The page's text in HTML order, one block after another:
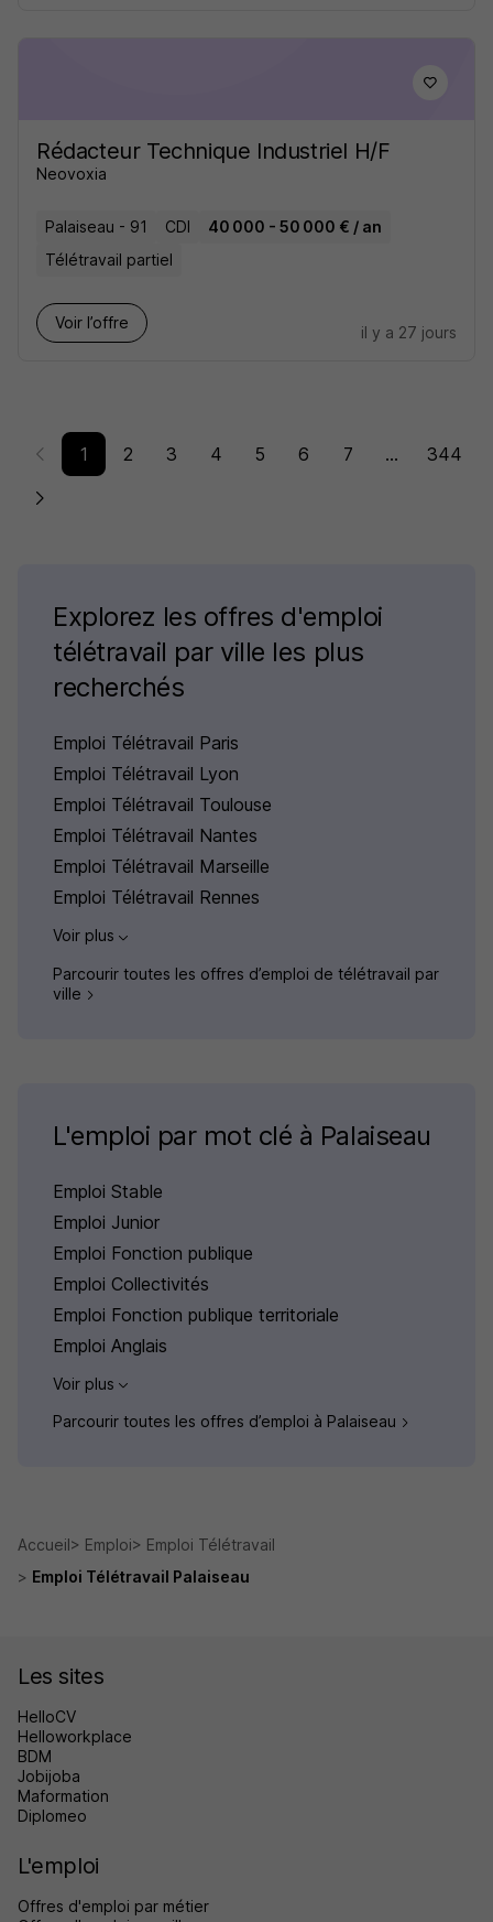
Rédacteur Technique Industriel H/F
Neovoxia
Palaiseau - 91 CDI
40 000 - 50 000 € / an
Télétravail partiel
Voir l’offre
il y a 27 jours
1 2 3 4 5 6 7 ... 344
Explorez les offres d'emploi
télétravail par ville les plus
recherchés
Emploi Télétravail Paris
Emploi Télétravail Lyon
Emploi Télétravail Toulouse
Emploi Télétravail Nantes
Emploi Télétravail Marseille
Emploi Télétravail Rennes
Voir plus
Parcourir toutes les offres d’emploi de télétravail par
ville
L'emploi par mot clé à Palaiseau
Emploi Stable
Emploi Junior
Emploi Fonction publique
Emploi Collectivités
Emploi Fonction publique territoriale
Emploi Anglais
Voir plus
Parcourir toutes les offres d’emploi à Palaiseau
Accueil Emploi
Emploi Télétravail
Emploi Télétravail Palaiseau
Les sites
HelloCV
Helloworkplace
BDM
Jobijoba
Maformation
Diplomeo
L'emploi
Offres d'emploi par métier